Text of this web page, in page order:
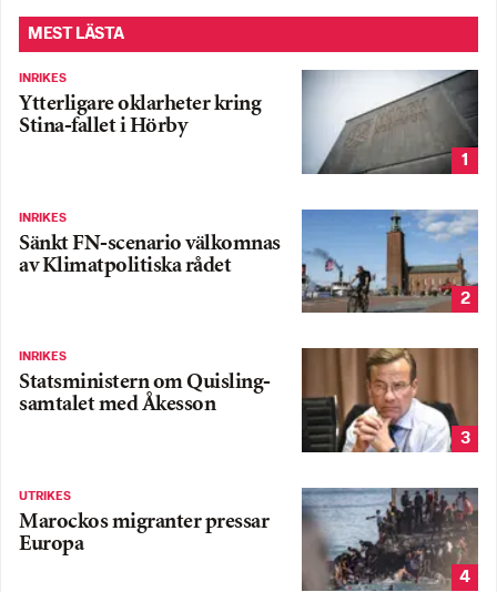
MEST LÄSTA
INRIKES
Ytterligare oklarheter kring
Stina-fallet i Hörby
1
INRIKES
Sänkt FN-scenario välkomnas
av Klimatpolitiska rådet
2
INRIKES
Statsministern om Quisling-
samtalet med Åkesson
3
UTRIKES
Marockos migranter pressar
Europa
4